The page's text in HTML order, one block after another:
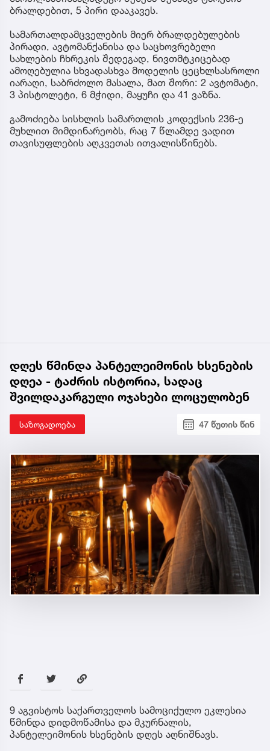
ბრალდებით, 5 პირი დააკავეს.
სამართალდამცველების მიერ ბრალდებულების
პირადი, ავტომანქანისა და საცხოვრებელი
სახლების ჩხრეკის შედეგად, ნივთმტკიცებად
ამოღებულია სხვადასხვა მოდელის ცეცხლსასროლი
იარაღი, საბრძოლო მასალა, მათ შორი: 2 ავტომატი,
3 პისტოლეტი, 6 მჭიდი, მაყუჩი და 41 ვაზნა.
გამოძიება სისხლის სამართლის კოდექსის 236-ე
მუხლით მიმდინარეობს, რაც 7 წლამდე ვადით
თავისუფლების აღკვეთას ითვალისწინებს.
დღეს წმინდა პანტელეიმონის ხსენების
დღეა - ტაძრის ისტორია, სადაც
შვილდაკარგული ოჯახები ლოცულობენ
საზოგადოება 47 წუთის წინ
9 აგვისტოს საქართველოს სამოციქულო ეკლესია
წმინდა დიდმოწამისა და მკურნალის,
პანტელეიმონის ხსენების დღეს აღნიშნავს.